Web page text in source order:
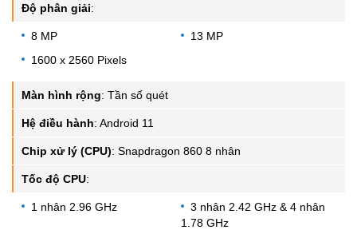
Độ phân giải:
8 MP
13 MP
1600 x 2560 Pixels
Màn hình rộng: Tần số quét
Hệ điều hành: Android 11
Chip xử lý (CPU): Snapdragon 860 8 nhân
Tốc độ CPU:
1 nhân 2.96 GHz
3 nhân 2.42 GHz & 4 nhân
1.78 GHz